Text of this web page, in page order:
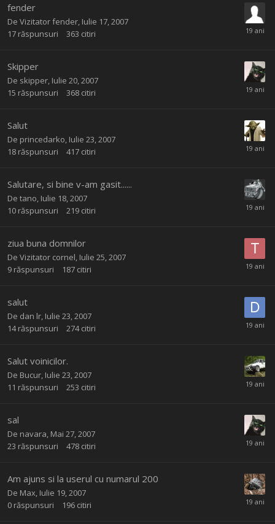
fender
De Vizitator fender, Iulie 17, 2007
17 răspunsuri 363 citiri
Skipper
De skipper Iulie 20, 2007
15 răspunsuri 368 citiri
Salut
De princedarko Iulie 23, 2007
18 răspunsuri 417 citiri
Salutare, si bine v-am gasit......
De tano Iulie 18, 2007
10 răspunsuri 219 citiri
ziua buna domnilor
De Vizitator cornel, Iulie 25, 2007
9 răspunsuri 187 citiri
salut
De dan lr Iulie 23, 2007
14 răspunsuri 274 citiri
Salut voinicilor.
De Bucur Iulie 23, 2007
11 răspunsuri 253 citiri
sal
De navara Mai 27, 2007
23 răspunsuri 478 citiri
Am ajuns si la userul cu numarul 200
De Max Iulie 19, 2007
0 răspunsuri 196 citiri